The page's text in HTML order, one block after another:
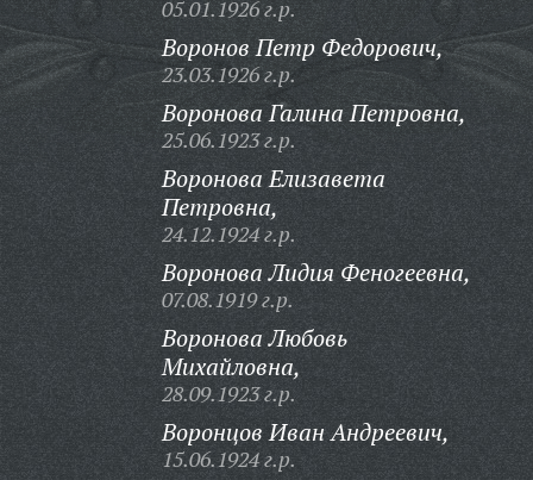
05.01.1926 г.р.
Воронов Петр Федорович,
23.03.1926 г.р.
Воронова Галина Петровна,
25.06.1923 г.р.
Воронова Елизавета
Петровна,
24.12.1924 г.р.
Воронова Лидия Феногеевна,
07.08.1919 г.р.
Воронова Любовь
Михайловна,
28.09.1923 г.р.
Воронцов Иван Андреевич,
15.06.1924 г.р.